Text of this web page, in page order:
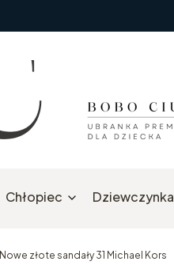
Chłopiec Dziewczynka
Nowe złote sandały 31 Michael Kors